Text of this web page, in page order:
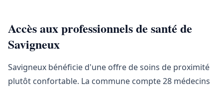
Accès aux professionnels de santé de
Savigneux
Savigneux bénéficie d'une offre de soins de proximité
plutôt confortable. La commune compte 28 médecins